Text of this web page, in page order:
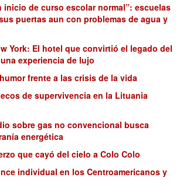
inicio de curso escolar normal”: escuelas
puertas aun con problemas de agua y
York: El hotel que convirtió el legado del
experiencia de lujo
frente a las crisis de la vida
de supervivencia en la Lituania
sobre gas no convencional busca
energética
que cayó del cielo a Colo Colo
individual en los Centroamericanos y